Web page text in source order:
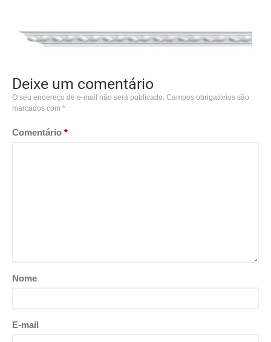
Deixe um comentário
O seu endereço de e-mail não será publicado. Campos obrigatórios são
marcados com *
Comentário *
Nome
E-mail